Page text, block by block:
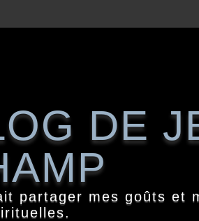
DE
partager mes goûts et